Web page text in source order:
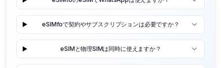
eSIMfoで契約やサブスクリプションは必要ですか？
eSIMと物理SIMは同時に使えますか？